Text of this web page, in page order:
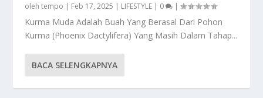
olehtempo | Feb 17, 2025 | LIFESTYLE | 0 |
Kurma Muda Adalah Buah Yang Berasal Dari Pohon
Kurma (Phoenix Dactylifera) Yang Masih Dalam Tahap...
BACA SELENGKAPNYA